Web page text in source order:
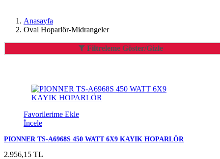
Anasayfa
Oval Hoparlör-Midrangeler
Filtreleme Göster/Gizle
Favorilerime Ekle
İncele
PIONNER TS-A6968S 450 WATT 6X9 KAYIK HOPARLÖR
2.956,15 TL